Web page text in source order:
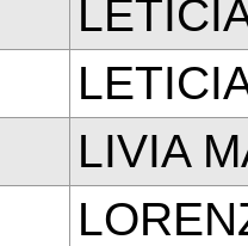
LIVIA